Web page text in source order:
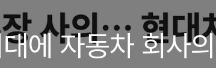
에 자동차 회사의